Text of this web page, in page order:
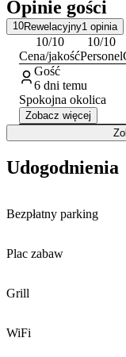
MegaLandia.
Opinie gości
10Rewelacyjny1 opinia
10/10
Cena/jakość
10/10
Personel
Gość
6 dni temu
Spokojna okolica
Zobacz więcej
Udogodnienia
Bezpłatny parking
Plac zabaw
Grill
WiFi